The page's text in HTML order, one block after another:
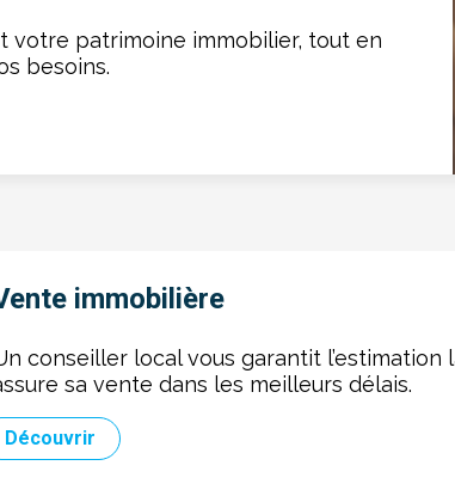
votre patrimoine immobilier, tout en
besoins.
immobilière
conseiller local vous garantit
sa vente dans les meilleurs délais.
Découvrir